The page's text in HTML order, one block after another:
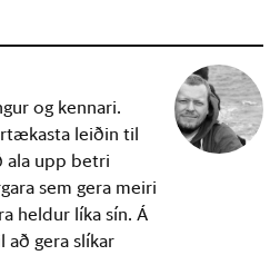
og kennari.
leiðin til
ala upp betri
sem gera meiri
heldur líka sín. Á
að gera slíkar